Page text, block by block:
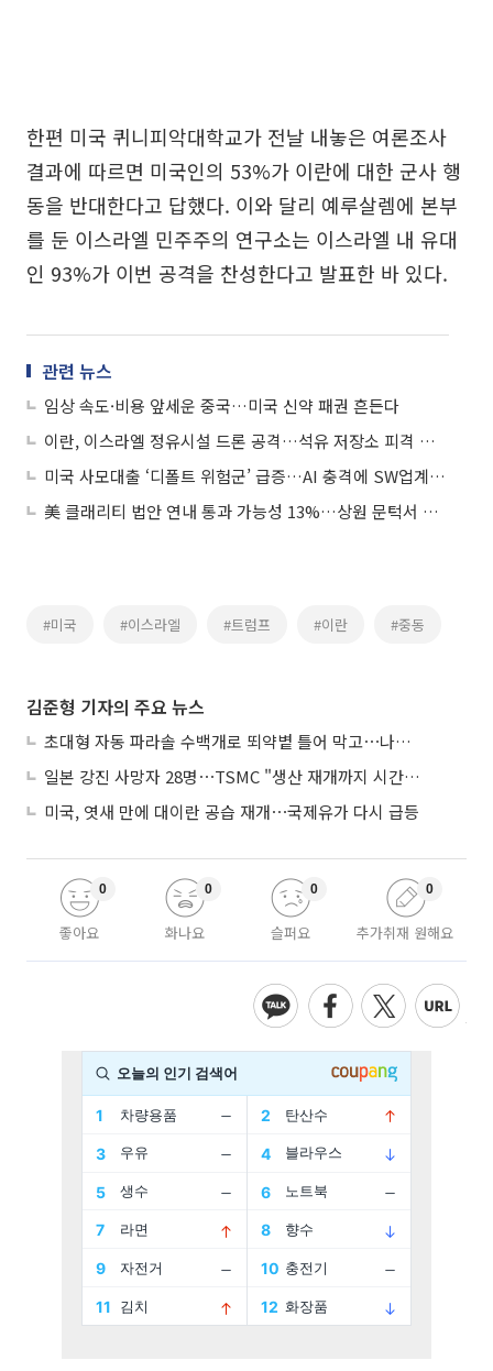
한편 미국 퀴니피악대학교가 전날 내놓은 여론조사
결과에 따르면 미국인의 53%가 이란에 대한 군사 행
동을 반대한다고 답했다. 이와 달리 예루살렘에 본부
를 둔 이스라엘 민주주의 연구소는 이스라엘 내 유대
인 93%가 이번 공격을 찬성한다고 발표한 바 있다.
관련 뉴스
임상 속도·비용 앞세운 중국…미국 신약 패권 흔든다
이란, 이스라엘 정유시설 드론 공격…석유 저장소 피격 보복
미국 사모대출 ‘디폴트 위험군’ 급증…AI 충격에 SW업계 부실 확산
美 클래리티 법안 연내 통과 가능성 13%…상원 문턱서 제동
#미국 #이스라엘 #트럼프 #이란 #중동
김준형 기자의 주요 뉴스
초대형 자동 파라솔 수백개로 뙤약볕 틀어 막고⋯나라별 폭염 생존법
일본 강진 사망자 28명⋯TSMC "생산 재개까지 시간 필요해"
미국, 엿새 만에 대이란 공습 재개⋯국제유가 다시 급등
좋아요
0
화나요
0
슬퍼요
0
추가취재 원해요
0